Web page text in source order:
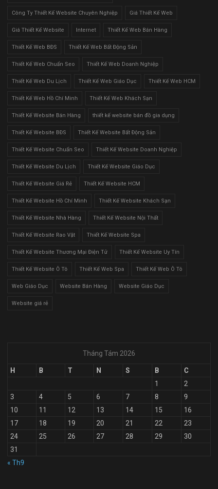
Công Ty Thiết Kế Website Chuyên Nghiệp Giá Thiết Kế Web
Giá Thiết Kế Website Internet Thiết Kế Web Bán Hàng
Thiết Kế Web BĐS Thiết Kế Web Bất Động Sản
Thiết Kế Web Chuẩn Seo Thiết Kế Web Doanh Nghiệp
Thiết Kế Web Du Lịch Thiết Kế Web Giáo Dục Thiết Kế Web HCM
Thiết Kế Web Hồ Chí Minh Thiết Kế Web Khách Sạn
Thiết Kế Website Bán Hàng thiết kế website bán đồ gia dụng
Thiết Kế Website BĐS Thiết Kế Website Bất Động Sản
Thiết Kế Website Chuẩn Seo Thiết Kế Website Doanh Nghiệp
Thiết Kế Website Du Lịch Thiết Kế Website Giáo Dục
Thiết Kế Website Giá Rẻ Thiết Kế Website HCM
Thiết Kế Website Hồ Chí Minh Thiết Kế Website Khách Sạn
Thiết Kế Website Nhà Hàng Thiết Kế Website Nội Thất
Thiết Kế Website Rao Vặt Thiết Kế Website Spa
Thiết Kế Website Thương Mại Điện Tử Thiết Kế Website Uy Tín
Thiết Kế Website Ô Tô Thiết Kế Web Spa Thiết Kế Web Ô Tô
Web Giáo Dục Website Bán Hàng Website Giáo Dục
Website giá rẻ
Tháng Tám 2026
H B T N S B
C
1
2
3
4 5 6 7 8
9
10
11 12 13 14 15
16
17
18 19 20 21 22
23
24
25 26 27 28 29
30
31
« Th9